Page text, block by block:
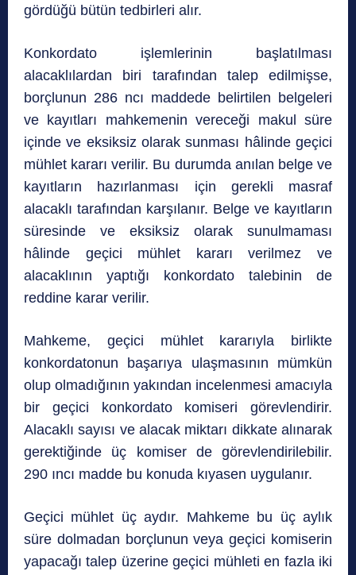
gördüğü bütün tedbirleri alır.
Konkordato işlemlerinin başlatılması
alacaklılardan biri tarafından talep edilmişse,
borçlunun 286 ncı maddede belirtilen belgeleri
ve kayıtları mahkemenin vereceği makul süre
içinde ve eksiksiz olarak sunması hâlinde geçici
mühlet kararı verilir. Bu durumda anılan belge ve
kayıtların hazırlanması için gerekli masraf
alacaklı tarafından karşılanır. Belge ve kayıtların
süresinde ve eksiksiz olarak sunulmaması
hâlinde geçici mühlet kararı verilmez ve
alacaklının yaptığı konkordato talebinin de
reddine karar verilir.
Mahkeme, geçici mühlet kararıyla birlikte
konkordatonun başarıya ulaşmasının mümkün
olup olmadığının yakından incelenmesi amacıyla
bir geçici konkordato komiseri görevlendirir.
Alacaklı sayısı ve alacak miktarı dikkate alınarak
gerektiğinde üç komiser de görevlendirilebilir.
290 ıncı madde bu konuda kıyasen uygulanır.
Geçici mühlet üç aydır. Mahkeme bu üç aylık
süre dolmadan borçlunun veya geçici komiserin
yapacağı talep üzerine geçici mühleti en fazla iki